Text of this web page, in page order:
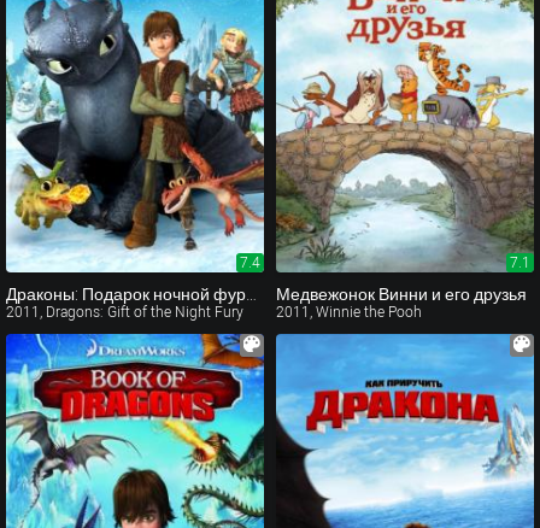
7.4
Драконы: Подарок ночной фурии (видео)
2011, Dragons: Gift of the Night Fury
7.1
Медвежонок Винни и его друзья
2011, Winnie the Pooh